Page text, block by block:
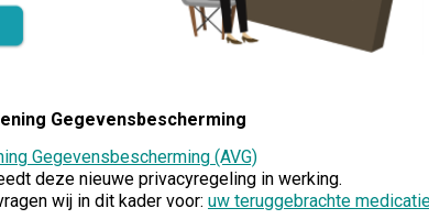
Gegevensbescherming
Gegevensbescherming (AVG)
deze nieuwe privacyregeling in werking.
wij in dit kader voor: uw teruggebrachte